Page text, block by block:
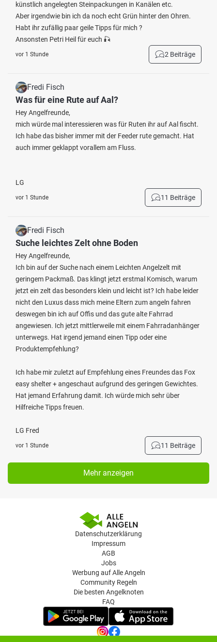
künstlich angelegten Steinpackungen in Kanälen etc.
Aber irgendwie bin ich da noch echt Grün hinter den Ohren.
Habt ihr zufällig paar geile Tipps für mich ?
Ansonsten Petri Heil für euch 🎣
vor 1 Stunde 2 Beiträge
Fredi Fisch
Was für eine Rute auf Aal?
Hey Angelfreunde,
mich würde mal interessieren was für Ruten ihr auf Aal fischt.
Ich habe das bisher immer mit der Feeder rute gemacht. Hat
auch immer geklappt vorallem am Fluss.
LG
vor 1 Stunde 11 Beiträge
Fredi Fisch
Suche leichtes Zelt ohne Boden
Hey Angelfreunde,
Ich bin auf der Suche nach einem Leichten Angelzelt mit
geringem Packmaß. Das klingt jetzt erstmal Komisch, warum
jetzt ein zelt das besonders klein und leicht ist? Ich habe leider
nicht den Luxus dass mich meine Eltern zum angeln fahren
deswegen bin ich auf Offis und das gute alte Fahrrad
angewiesen. Ich jetzt mittlerweile mit einem Fahrradanhänger
unterwegs. Hat irgend jemand einen Tipp oder eine
Produktempfehlung?
Ich habe mir zuletzt auf Empfehlung eines Freundes das Fox
easy shelter + angeschaut aufgrund des geringen Gewichtes.
Hat jemand Erfahrung damit. Ich würde mich sehr über
Hilfreiche Tipps freuen.
LG Fred
vor 1 Stunde 11 Beiträge
Mehr anzeigen
Datenschutzerklärung
Impressum
AGB
Jobs
Werbung auf Alle Angeln
Community Regeln
Die besten Angelknoten
FAQ